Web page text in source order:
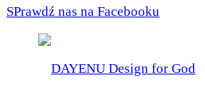
SPrawdź nas na Facebooku